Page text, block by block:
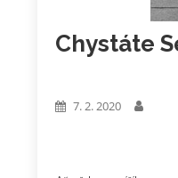
Chystáte
7. 2. 2020